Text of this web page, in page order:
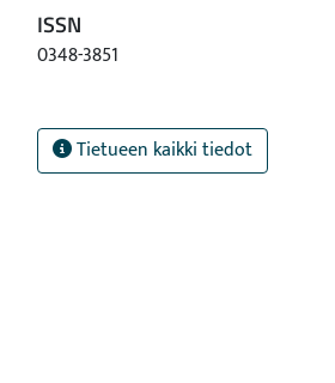
ISSN
0348-3851
Tietueen kaikki tiedot